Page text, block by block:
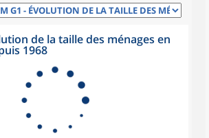
de la taille des ménages en
1968